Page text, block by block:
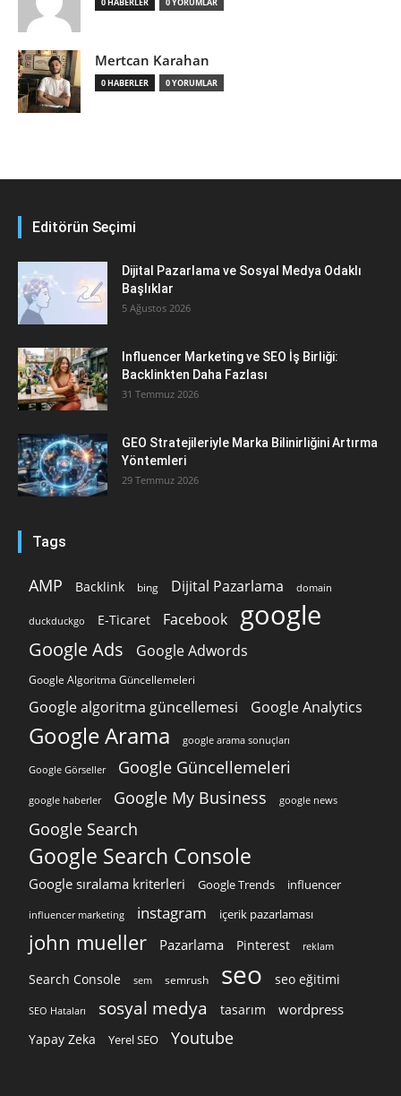
0 HABERLER 0 YORUMLAR
Mertcan Karahan
0 HABERLER 0 YORUMLAR
Editörün Seçimi
Dijital Pazarlama ve Sosyal Medya Odaklı
Başlıklar
5 Ağustos 2026
Influencer Marketing ve SEO İş Birliği:
Backlinkten Daha Fazlası
31 Temmuz 2026
GEO Stratejileriyle Marka Bilinirliğini Artırma
Yöntemleri
29 Temmuz 2026
Tags
AMP Backlink bing Dijital Pazarlama domain
duckduckgo E-Ticaret Facebook google
Google Ads Google Adwords
Google Algoritma Güncellemeleri
Google algoritma güncellemesi Google Analytics
Google Arama google arama sonuçları
Google Görseller Google Güncellemeleri
google haberler Google My Business google news
Google Search
Google Search Console
Google sıralama kriterleri Google Trends influencer
influencer marketing instagram içerik pazarlaması
john mueller Pazarlama Pinterest reklam
Search Console sem semrush seo seo eğitimi
SEO Hataları sosyal medya tasarım wordpress
Yapay Zeka Yerel SEO Youtube